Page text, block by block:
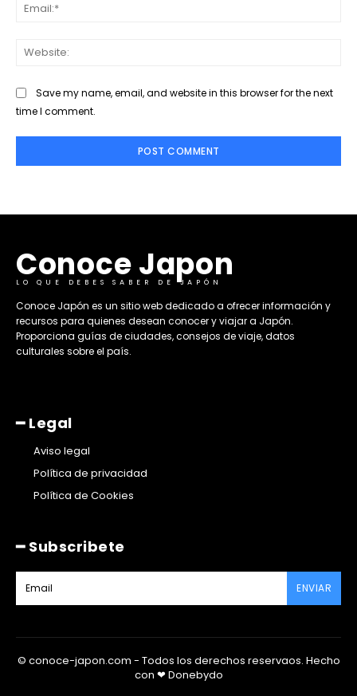
Save my name, email, and website in this browser for the next
time I comment.
Conoce Japon
LO QUE DEBES SABER DE JAPÓN
​Conoce Japón es un sitio web dedicado a ofrecer información y
recursos para quienes desean conocer y viajar a Japón.
Proporciona guías de ciudades, consejos de viaje, datos
culturales sobre el país. ​
━ Legal
Aviso legal
Política de privacidad
Política de Cookies
━ Subscribete
ENVIAR
© conoce-japon.com - Todos los derechos reservaos. Hecho
con ❤ Donebydo